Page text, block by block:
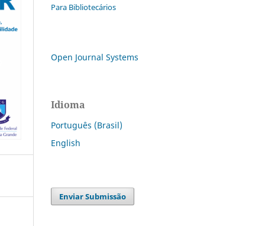
Para Bibliotecários
Open Journal Systems
Idioma
Português (Brasil)
English
Enviar Submissão